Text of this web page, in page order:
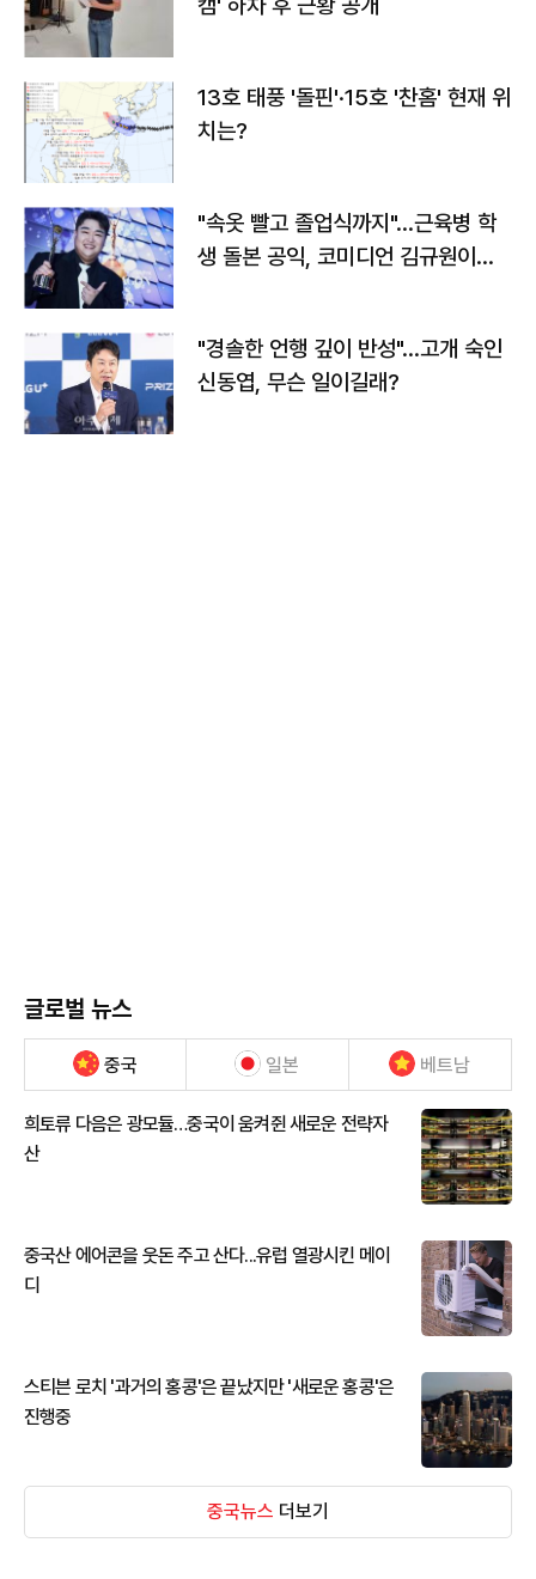
캠' 하차 후 근황 공개
13호 태풍 '돌핀'·15호 '찬홈' 현재 위
치는?
"속옷 빨고 졸업식까지"…근육병 학
생 돌본 공익, 코미디언 김규원이었
"경솔한 언행 깊이 반성"…고개 숙인
신동엽, 무슨 일이길래?
글로벌 뉴스
중국 일본 베트남
희토류 다음은 광모듈…중국이 움켜쥔 새로운 전략자
산
중국산 에어콘을 웃돈 주고 산다...유럽 열광시킨 메이
디
스티븐 로치 '과거의 홍콩'은 끝났지만 '새로운 홍콩'은
진행중
중국뉴스 더보기